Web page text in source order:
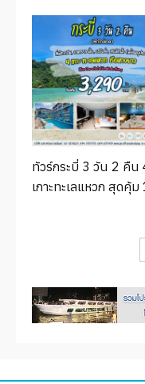
ทัวร์กระบี่ 3 วัน 2 คืน
เกาะทะเลแหวก สุดคุ้ม